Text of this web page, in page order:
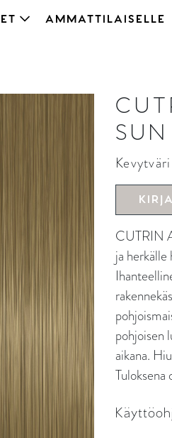
AMMATTILAISELLE
Kevytväri
CUTRIN
ja
pohjoisen
aikana.
Tuloksena